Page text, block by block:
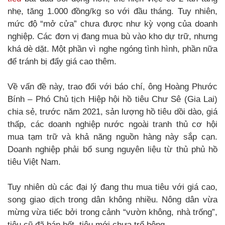
nhẹ, tăng 1.000 đồng/kg so với đầu tháng. Tuy nhiên,
mức độ “mở cửa” chưa được như kỳ vọng của doanh
nghiệp. Các đơn vị đang mua bù vào kho dự trữ, nhưng
khá dè dặt. Một phần vì nghe ngóng tình hình, phần nữa
để tránh bị đẩy giá cao thêm.
Về vấn đề này, trao đổi với báo chí, ông Hoàng Phước
Bính – Phó Chủ tịch Hiệp hội hồ tiêu Chư Sê (Gia Lai)
chia sẻ, trước năm 2021, sản lượng hồ tiêu dồi dào, giá
thấp, các doanh nghiệp nước ngoài tranh thủ cơ hội
mua tạm trữ và khả năng nguồn hàng này sắp cạn.
Doanh nghiệp phải bổ sung nguyên liệu từ thủ phủ hồ
tiêu Việt Nam.
Tuy nhiên dù các đại lý đang thu mua tiêu với giá cao,
song giao dịch trong dân không nhiều. Nông dân vừa
mừng vừa tiếc bởi trong cảnh “vườn không, nhà trống”,